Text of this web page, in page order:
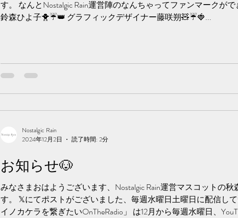
す。 なんとNostalgic Rain運営陣のなんちゃってファンマークがで
鈴森ひよ子🐥☔️👑 グラフィックデザイナー藤咲朔🧸☔️🍓...
お知らせ🐶
みなさまおはようございます、Nostalgic Rain運営マスコットの秋
す。 𝕏にてポストがございました、毎週水曜日土曜日に配信して
イノカケラを繋ぎたいOnTheRadio」 は12月から毎週水曜日、
Nostalgic Rain
2024年12月2日
読了時間: 2分